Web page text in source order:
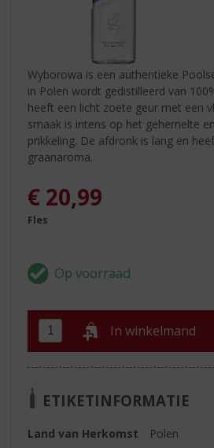
Wyborowa is een authentieke
in Polen wordt gedistilleerd van
heeft een licht zoete geur met een
smaak is intens op het gehemelte
prikkeling. De afdronk is lang en
graanaroma.
€ 20,99
Fles
In winkelmand
ETIKETINFORMATIE
Land van Herkomst
Polen